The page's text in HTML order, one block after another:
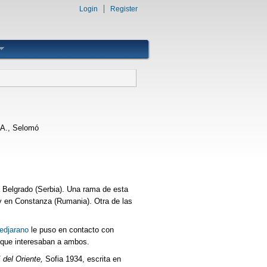
Login Register
Selomó
(Serbia). Una rama de esta
Constanza (Rumania). Otra de las
le puso en contacto con
interesaban a ambos.
Oriente, Sofia 1934, escrita en